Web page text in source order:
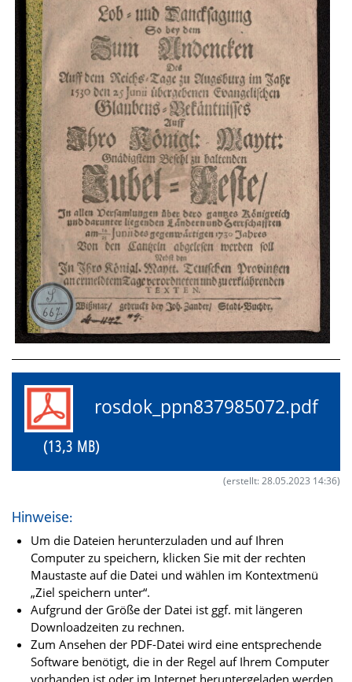
rosdok_ppn837985072.pdf
(13,3 MB)
(erstellt: 28.05.2023 14:36)
Hinweise:
Um die Dateien herunterzuladen und auf Ihren
Computer zu speichern, klicken Sie mit der rechten
Maustaste auf die Datei und wählen im Kontextmenü
„Ziel speichern unter“.
Aufgrund der Größe der Datei ist ggf. mit längeren
Downloadzeiten zu rechnen.
Zum Ansehen der PDF-Datei wird eine entsprechende
Software benötigt, die in der Regel auf Ihrem Computer
vorhanden ist oder im Internet heruntergeladen werden